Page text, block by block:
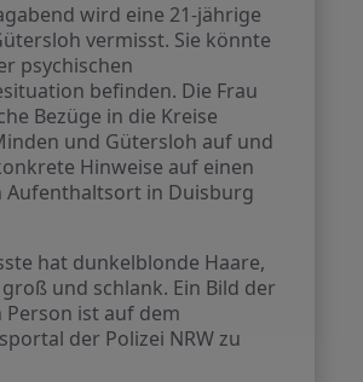
wird eine 21-jährige
vermisst. Sie könnte
psychischen
befinden. Die Frau
Bezüge in die Kreise
und Gütersloh auf und
Hinweise auf einen
Aufenthaltsort in Duisburg
hat dunkelblonde Haare,
und schlank. Ein Bild der
Person ist auf dem
der Polizei NRW zu